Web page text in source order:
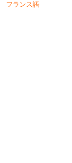
フランス語